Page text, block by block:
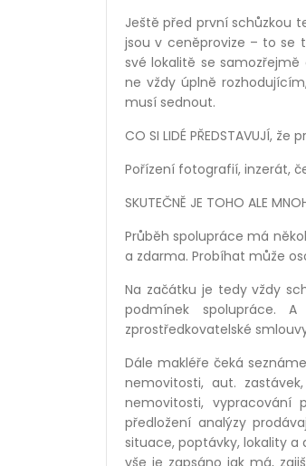
Ještě před prvníschůzkou
jsou v ceněprovize – to se
svélokalitě se samozřejmě
ne vždy úplně
musí sednout.
CO SI LIDÉ PŘEDSTAVUJÍ,
Pořízení fotografií, inzerát,
SKUTEČNĚ JE TOHO ALE
Průběh spolupráce má
a zdarma. Probíhat může
Na začátku je tedy vždy
podmínek spolupráce.
zprostředkovatelské
Dále makléře čeká
nemovitosti, aut.
nemovitosti, vypracování
předložení analýzy
situace, poptávky, lokality